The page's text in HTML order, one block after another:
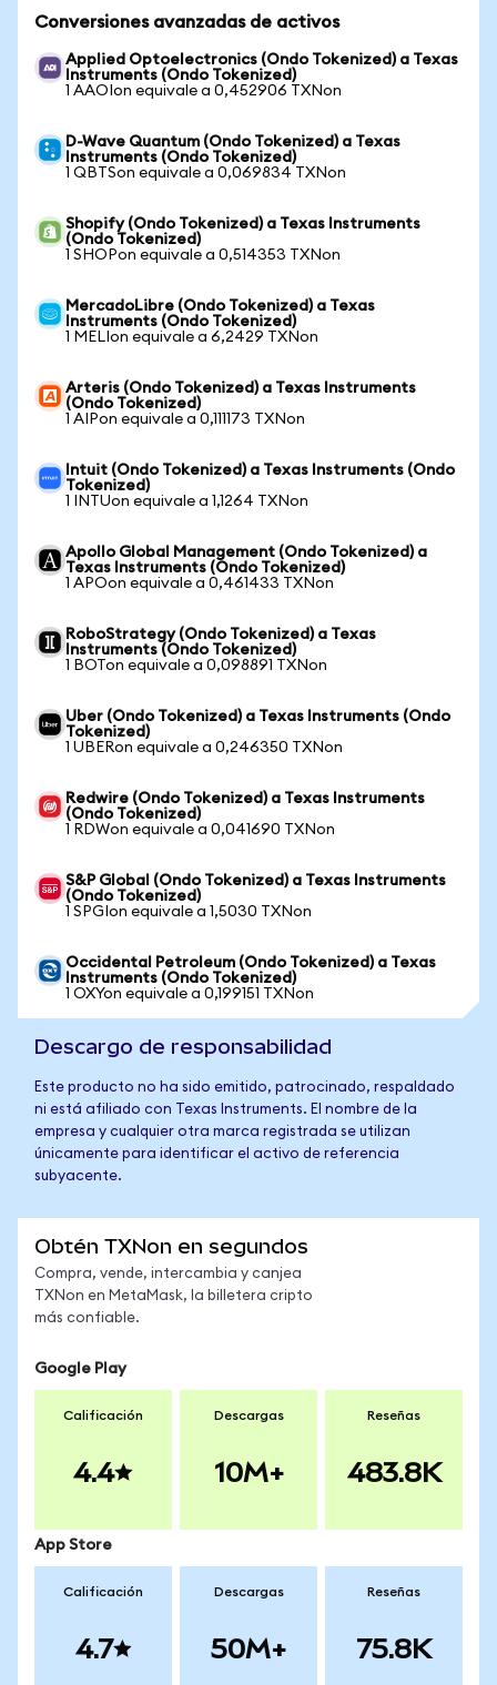
Conversiones avanzadas de activos
Applied Optoelectronics (Ondo Tokenized) a Texas
Instruments (Ondo Tokenized)
1 AAOIon equivale a 0,452906 TXNon
D-Wave Quantum (Ondo Tokenized) a Texas
Instruments (Ondo Tokenized)
1 QBTSon equivale a 0,069834 TXNon
Shopify (Ondo Tokenized) a Texas Instruments
(Ondo Tokenized)
1 SHOPon equivale a 0,514353 TXNon
MercadoLibre (Ondo Tokenized) a Texas
Instruments (Ondo Tokenized)
1 MELIon equivale a 6,2429 TXNon
Arteris (Ondo Tokenized) a Texas Instruments
(Ondo Tokenized)
1 AIPon equivale a 0,111173 TXNon
Intuit (Ondo Tokenized) a Texas Instruments (Ondo
Tokenized)
1 INTUon equivale a 1,1264 TXNon
Apollo Global Management (Ondo Tokenized) a
Texas Instruments (Ondo Tokenized)
1 APOon equivale a 0,461433 TXNon
RoboStrategy (Ondo Tokenized) a Texas
Instruments (Ondo Tokenized)
1 BOTon equivale a 0,098891 TXNon
Uber (Ondo Tokenized) a Texas Instruments (Ondo
Tokenized)
1 UBERon equivale a 0,246350 TXNon
Redwire (Ondo Tokenized) a Texas Instruments
(Ondo Tokenized)
1 RDWon equivale a 0,041690 TXNon
S&P Global (Ondo Tokenized) a Texas Instruments
(Ondo Tokenized)
1 SPGIon equivale a 1,5030 TXNon
Occidental Petroleum (Ondo Tokenized) a Texas
Instruments (Ondo Tokenized)
1 OXYon equivale a 0,199151 TXNon
Descargo de responsabilidad
Este producto no ha sido emitido, patrocinado, respaldado
ni está afiliado con Texas Instruments. El nombre de la
empresa y cualquier otra marca registrada se utilizan
únicamente para identificar el activo de referencia
subyacente.
Obtén TXNon en segundos
Compra, vende, intercambia y canjea
TXNon en MetaMask, la billetera cripto
más confiable.
Google Play
Calificación
4.4
Descargas
10M+
Reseñas
483.8K
App Store
Calificación
4.7
Descargas
50M+
Reseñas
75.8K